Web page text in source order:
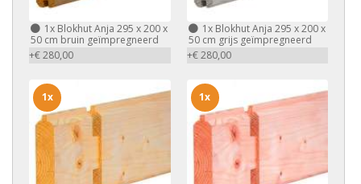
1x Blokhut Anja 295 x 200 x
50 cm bruin geïmpregneerd
+€ 280,00
1xBlokhut Anja 295 x 200 x
50 cm grijs geïmpregneerd
+€ 280,00
1x 1x